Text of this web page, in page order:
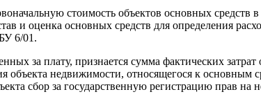
стоимость объектов основных
и оценка основных средств для определения
6/01.
за плату, признается сумма фактических
недвижимости, относящегося к основным
сбор за государственную регистрацию прав на